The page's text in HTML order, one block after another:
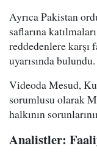
Ayrıca Pakistan
saflarına
reddedenlere karşı
uyarısında bulundu.
Videoda Mesud,
sorumlusu olarak
halkının
Analistler: